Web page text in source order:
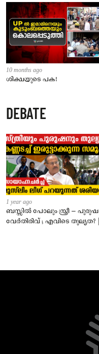
10 months ago
ശിക്ഷയുടെ പക!
DEBATE
1 year ago
ബസ്സിൽ പോലും സ്ത്രീ – പുരുഷ
വേർതിരിവ് ; എവിടെ തുല്യത? |